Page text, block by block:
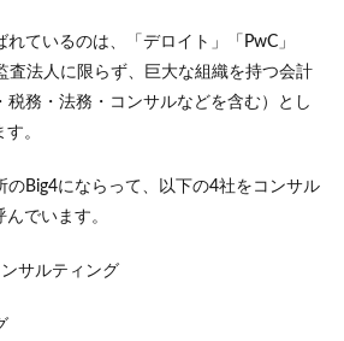
ているのは、「デロイト」「PwC」
査法人に限らず、巨大な組織を持つ会計
税務・法務・コンサルなどを含む）とし
。
のBig4にならって、以下の4社をコンサル
んでいます。
サルティング